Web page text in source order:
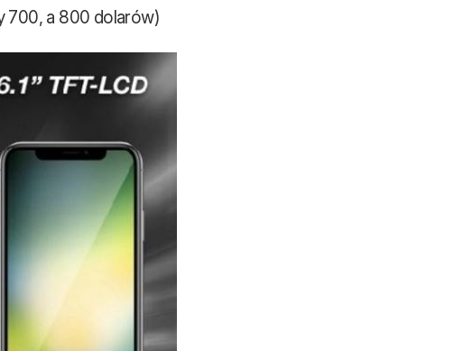
700, a 800 dolarów)